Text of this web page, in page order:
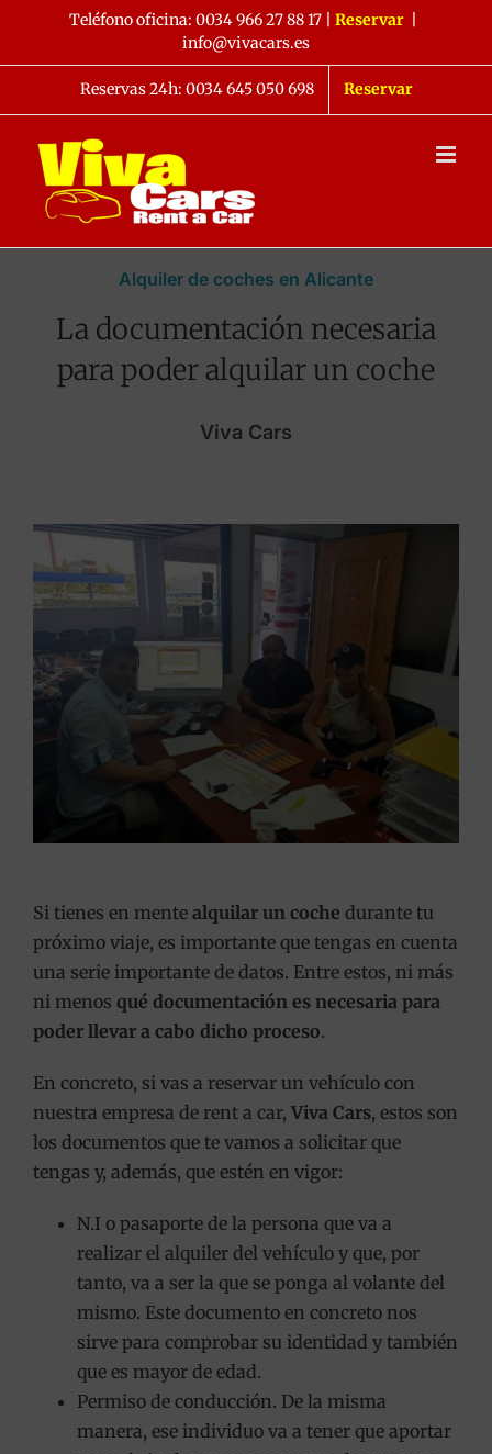
contenido
Teléfono oficina: 0034 966 27 88 17| Reservar
info@vivacars.es
Reservas 24h: 0034 645 050 698 Reservar
Alquiler de coches en Alicante
La documentación necesaria
para poder alquilar un coche
Viva Cars
Si tienes en mente alquilar un coche durante tu
próximo viaje, es importante que tengas en cuenta
una serie importante de datos. Entre estos, ni más
ni menos qué documentación es necesaria para
poder llevar a cabo dicho proceso.
En concreto, si vas a reservar un vehículo con
nuestra empresa de rent a car, Viva Cars, estos son
los documentos que te vamos a solicitar que
tengas y, además, que estén en vigor:
N.I o pasaporte de la persona que va a
realizar el alquiler del vehículo y que, por
tanto, va a ser la que se ponga al volante del
mismo. Este documento en concreto nos
sirve para comprobar su identidad y también
que es mayor de edad.
Permiso de conducción. De la misma
manera, ese individuo va a tener que aportar